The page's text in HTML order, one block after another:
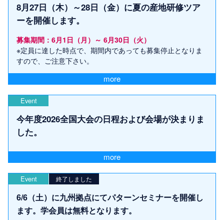
8月27日（木）～28日（金）に夏の産地研修ツア
ーを開催します。
募集期間：6月1日（月）～ 6月30日（火）
※定員に達した時点で、期間内であっても募集停止となりま
すので、ご注意下さい。
more
Event
今年度2026全国大会の日程および会場が決まりま
した。
more
Event 終了しました
6/6（土）に九州拠点にてパターンセミナーを開催し
ます。学会員は無料となります。